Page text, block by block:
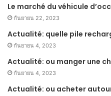
Le marché du véhicule
กันยายน 22, 2023
Actualité: quelle pile
กันยายน 4, 2023
Actualité: ou manger une
กันยายน 4, 2023
Actualité: ou acheter